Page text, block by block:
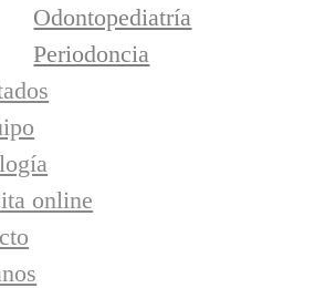
Odontopediatría
Periodoncia
online